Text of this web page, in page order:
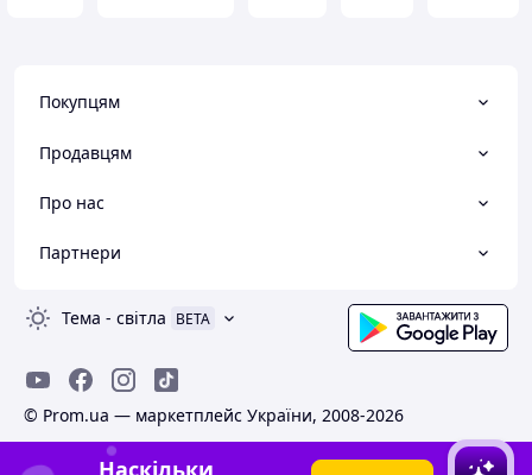
Покупцям
Продавцям
Про нас
Партнери
Тема - світла BETA
© Prom.ua — маркетплейс України, 2008-2026